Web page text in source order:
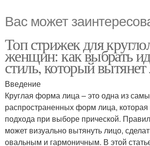
Вас может
Топ стрижек для
женщин: как выбрать
стиль, который
Введение
Круглая форма лица – это одна из
распространенных форм лица, которая
подхода при выборе прической.
может визуально вытянуть лицо,
овальным и гармоничным. В этой